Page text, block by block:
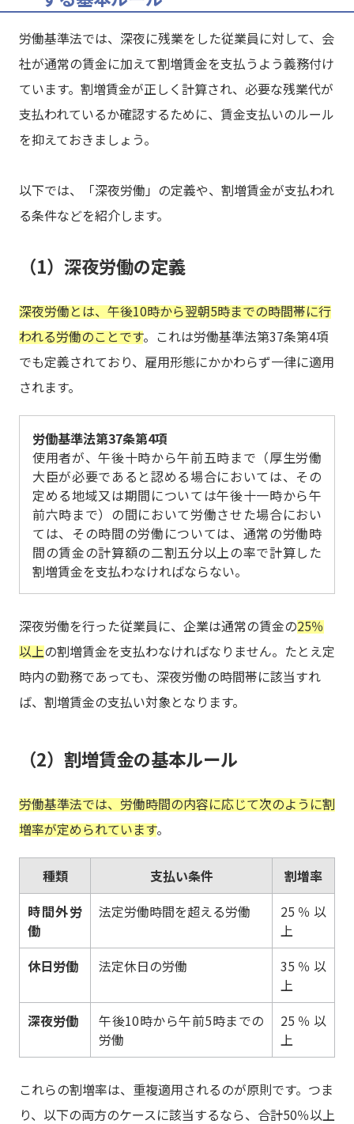
労働基準法では、深夜に残業をした従業員に対して、会
社が通常の賃金に加えて割増賃金を支払うよう義務付け
ています。割増賃金が正しく計算され、必要な残業代が
支払われているか確認するために、賃金支払いのルール
を抑えておきましょう。
以下では、「深夜労働」の定義や、割増賃金が支払われ
る条件などを紹介します。
（1）深夜労働の定義
深夜労働とは、午後10時から翌朝5時までの時間帯に行
われる労働のことです。これは労働基準法第37条第4項
でも定義されており、雇用形態にかかわらず一律に適用
されます。
労働基準法第37条第4項
使用者が、午後十時から午前五時まで（厚生労働
大臣が必要であると認める場合においては、その
定める地域又は期間については午後十一時から午
前六時まで）の間において労働させた場合におい
ては、その時間の労働については、通常の労働時
間の賃金の計算額の二割五分以上の率で計算した
割増賃金を支払わなければならない。
深夜労働を行った従業員に、企業は通常の賃金の25％
以上の割増賃金を支払わなければなりません。たとえ定
時内の勤務であっても、深夜労働の時間帯に該当すれ
ば、割増賃金の支払い対象となります。
（2）割増賃金の基本ルール
労働基準法では、労働時間の内容に応じて次のように割
増率が定められています。
種類 支払い条件
割増率
時間外労
働
法定労働時間を超える労働
25％以
上
休日労働
法定休日の労働
35％以
上
深夜労働
午後10時から午前5時までの
労働
25％以
上
これらの割増率は、重複適用されるのが原則です。つま
り、以下の両方のケースに該当するなら、合計50％以上